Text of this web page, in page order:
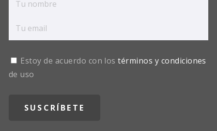
Estoy de acuerdo con lostérminos y condiciones
de uso